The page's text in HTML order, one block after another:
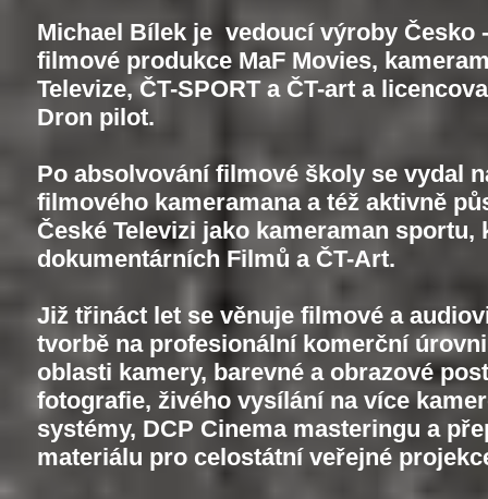
Michael Bílek je vedoucí výroby Česko
filmové produkce MaF Movies,
Televize, ČT-SPORT a ČT-art a
Dron pilot.
Po absolvování filmové školy se vydal
filmového kameramana a též aktivně
České Televizi jako kameraman sportu,
dokumentárních Filmů a ČT-Art.
Již třináct let se věnuje filmové a
tvorbě na profesionální komerční
oblasti kamery, barevné a obrazové
fotografie, živého vysílání na více
systémy, DCP Cinema masteringu a
materiálu pro celostátní veřejné